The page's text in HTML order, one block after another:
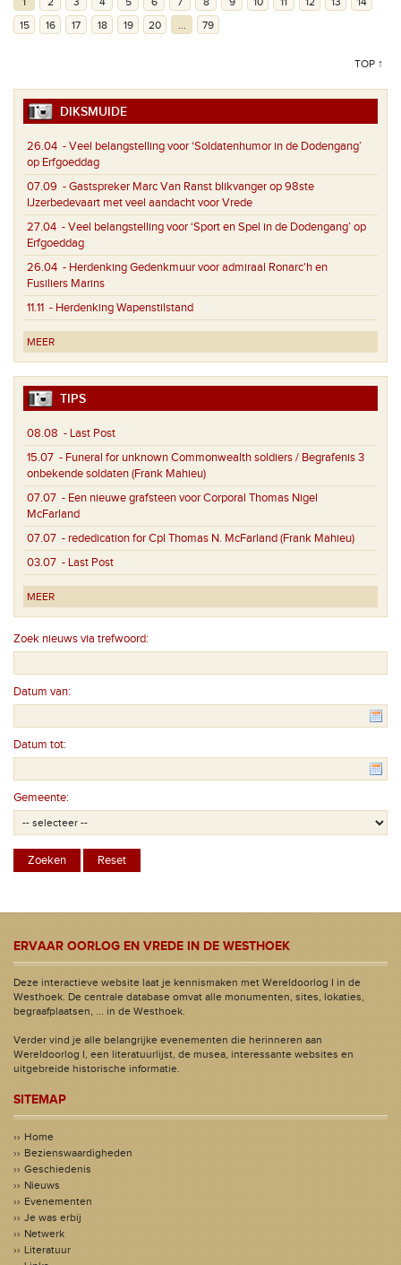
15
16 17 18 19 20 79
TOP ↑
DIKSMUIDE
26.04 - Veel belangstelling voor ‘Soldatenhumor in de Dodengang’
op Erfgoeddag
07.09 - Gastspreker Marc Van Ranst blikvanger op 98ste
IJzerbedevaart met veel aandacht voor Vrede
27.04 - Veel belangstelling voor ‘Sport en Spel in de Dodengang’ op
Erfgoeddag
26.04 - Herdenking Gedenkmuur voor admiraal Ronarc'h en
Fusiliers Marins
11.11 - Herdenking Wapenstilstand
MEER
TIPS
08.08 - Last Post
15.07 - Funeral for unknown Commonwealth soldiers / Begrafenis 3
onbekende soldaten (Frank Mahieu)
07.07 - Een nieuwe grafsteen voor Corporal Thomas Nigel
McFarland
07.07 - rededication for Cpl Thomas N. McFarland (Frank Mahieu)
03.07 - Last Post
MEER
Zoek nieuws via trefwoord:
Datum van:
Datum tot:
Gemeente:
ERVAAR OORLOG EN VREDE IN DE WESTHOEK
Deze interactieve website laat je kennismaken met Wereldoorlog I in de
Westhoek. De centrale database omvat alle monumenten, sites, lokaties,
begraafplaatsen, ... in de Westhoek.
Verder vind je alle belangrijke evenementen die herinneren aan
Wereldoorlog I, een literatuurlijst, de musea, interessante websites en
uitgebreide historische informatie.
SITEMAP
Home
Bezienswaardigheden
Geschiedenis
Nieuws
Evenementen
Je was erbij
Netwerk
Literatuur